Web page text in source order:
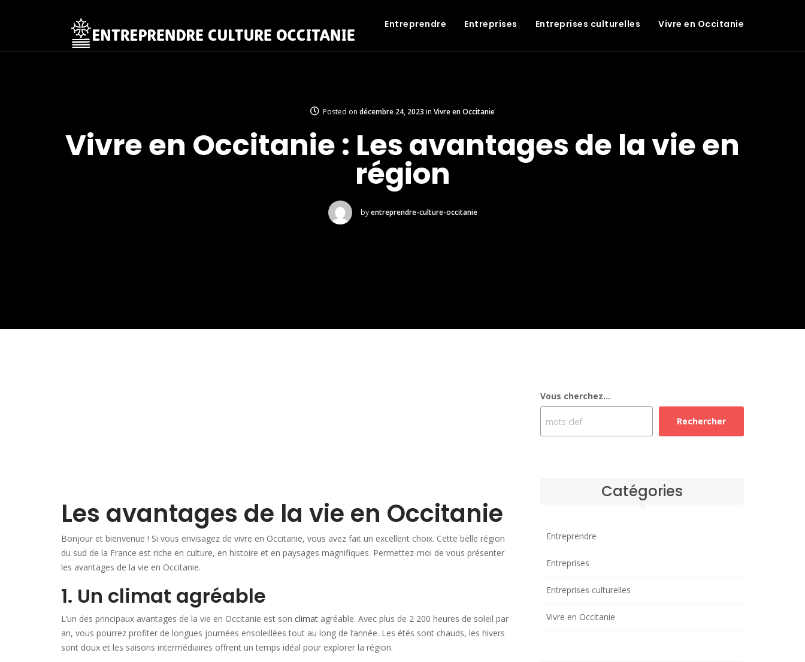
Entreprendre Entreprises Entreprises culturelles Vivre en Occitanie
Posted on décembre 24, 2023 in Vivre en Occitanie
Vivre en Occitanie : Les avantages de la vie en
région
by entreprendre-culture-occitanie
Les avantages de la vie en Occitanie
Bonjour et bienvenue ! Si vous envisagez de vivre en Occitanie, vous avez fait un excellent choix. Cette belle région
du sud de la France est riche en culture, en histoire et en paysages magnifiques. Permettez-moi de vous présenter
les avantages de la vie en Occitanie.
1. Un climat agréable
L’un des principaux avantages de la vie en Occitanie est son climat agréable. Avec plus de 2 200 heures de soleil par
an, vous pourrez profiter de longues journées ensoleillées tout au long de l’année. Les étés sont chauds, les hivers
sont doux et les saisons intermédiaires offrent un temps idéal pour explorer la région.
Vous cherchez...
Rechercher
Catégories
Entreprendre
Entreprises
Entreprises culturelles
Vivre en Occitanie